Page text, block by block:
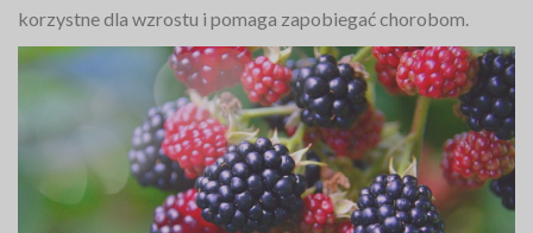
korzystne dla wzrostu i pomaga zapobiegać chorobom.